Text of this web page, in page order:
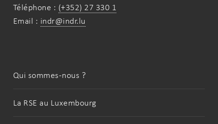
Téléphone : (+352) 27 330 1
Email : indr@indr.lu
Qui sommes-nous ?
La RSE au Luxembourg